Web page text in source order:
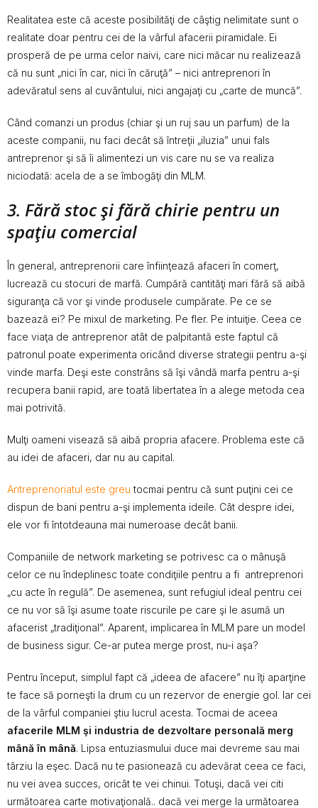
Realitatea este că aceste posibilităţi de câştig nelimitate sunt o
realitate doar pentru cei de la vârful afacerii piramidale. Ei
prosperă de pe urma celor naivi, care nici măcar nu realizează
că nu sunt „nici în car, nici în căruţă” – nici antreprenori în
adevăratul sens al cuvântului, nici angajaţi cu „carte de muncă”.
Când comanzi un produs (chiar şi un ruj sau un parfum) de la
aceste companii, nu faci decât să întreţii „iluzia” unui fals
antreprenor şi să îi alimentezi un vis care nu se va realiza
niciodată: acela de a se îmbogăţi din MLM.
3. Fără stoc şi fără chirie pentru un
spaţiu comercial
În general, antreprenorii care înfiinţează afaceri în comerţ,
lucrează cu stocuri de marfă. Cumpără cantităţi mari fără să aibă
siguranţa că vor şi vinde produsele cumpărate. Pe ce se
bazează ei? Pe mixul de marketing. Pe fler. Pe intuiţie. Ceea ce
face viaţa de antreprenor atât de palpitantă este faptul că
patronul poate experimenta oricând diverse strategii pentru a-şi
vinde marfa. Deşi este constrâns să îşi vândă marfa pentru a-şi
recupera banii rapid, are toată libertatea în a alege metoda cea
mai potrivită.
Mulţi oameni visează să aibă propria afacere. Problema este că
au idei de afaceri, dar nu au capital.
Antreprenoriatul este greu tocmai pentru că sunt puţini cei ce
dispun de bani pentru a-şi implementa ideile. Cât despre idei,
ele vor fi întotdeauna mai numeroase decât banii.
Companiile de network marketing se potrivesc ca o mânuşă
celor ce nu îndeplinesc toate condiţiile pentru a fi antreprenori
„cu acte în regulă”. De asemenea, sunt refugiul ideal pentru cei
ce nu vor să îşi asume toate riscurile pe care şi le asumă un
afacerist „tradiţional”. Aparent, implicarea în MLM pare un model
de business sigur. Ce-ar putea merge prost, nu-i aşa?
Pentru început, simplul fapt că „ideea de afacere” nu îţi aparţine
te face să porneşti la drum cu un rezervor de energie gol. Iar cei
de la vârful companiei ştiu lucrul acesta. Tocmai de aceea
afacerile MLM şi industria de dezvoltare personală merg
mână în mână. Lipsa entuziasmului duce mai devreme sau mai
târziu la eşec. Dacă nu te pasionează cu adevărat ceea ce faci,
nu vei avea succes, oricât te vei chinui. Totuşi, dacă vei citi
următoarea carte motivaţională.. dacă vei merge la următoarea